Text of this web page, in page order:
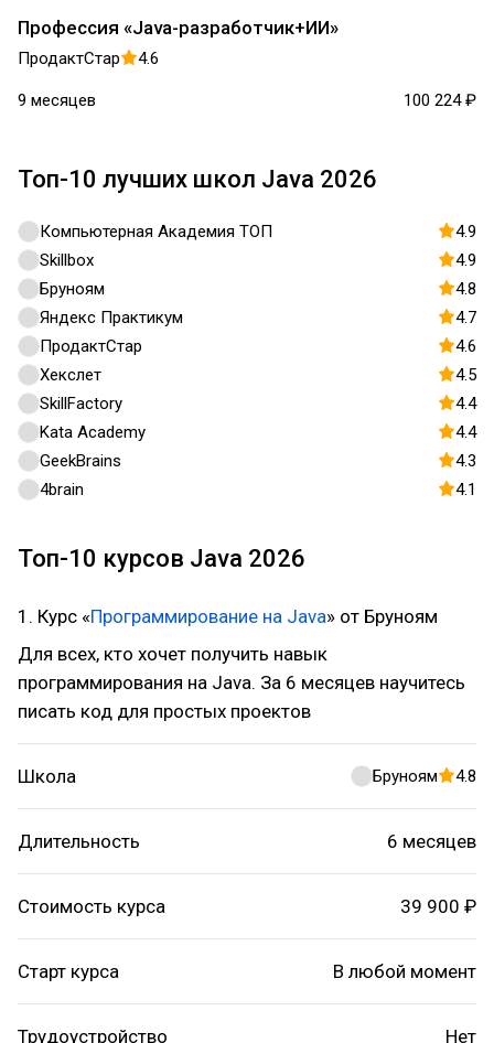
Профессия «Java-разработчик+ИИ»
ПродактСтар 4.6
9 месяцев 100 224 ₽
Топ-10 лучших школ Java 2026
Компьютерная Академия ТОП
4.9
Skillbox
4.9
Бруноям
4.8
Яндекс Практикум
4.7
ПродактСтар
4.6
Хекслет
4.5
SkillFactory
4.4
Kata Academy
4.4
GeekBrains
4.3
4brain
4.1
Топ-10 курсов Java 2026
1. Курс «Программирование на Java» от Бруноям
Для всех, кто хочет получить навык
программирования на Java. За 6 месяцев научитесь
писать код для простых проектов
Школа Бруноям 4.8
Длительность 6 месяцев
Стоимость курса 39 900 ₽
Старт курса В любой момент
Трудоустройство Нет